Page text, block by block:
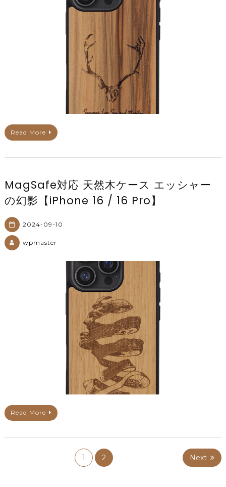
Read More
MagSafe対応 天然木ケース エッシャー
の幻影【iPhone 16 / 16 Pro】
2024-09-10
wpmaster
Read More
1 2 Next